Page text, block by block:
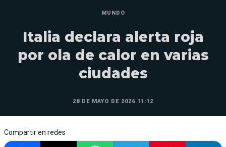
MUNDO
Italia declara alerta roja
por ola de calor en varias
ciudades
28 DE MAYO DE 2026 11:12
Compartir en redes